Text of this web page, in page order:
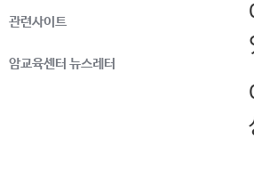
관련사이트
암교육센터 뉴스레터